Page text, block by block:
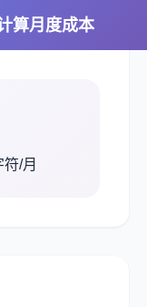
算月度成本
/月